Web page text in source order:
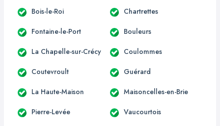
Bois-le-Roi Chartrettes
Fontaine-le-Port Bouleurs
La Chapelle-sur-Crécy Coulommes
Coutevroult Guérard
La Haute-Maison Maisoncelles-en-Brie
Pierre-Levée Vaucourtois